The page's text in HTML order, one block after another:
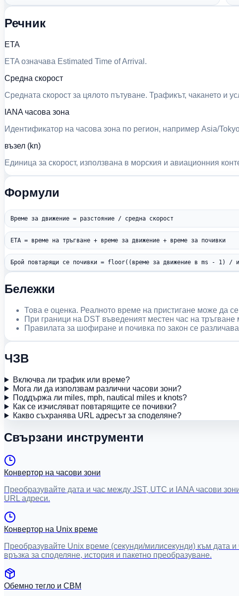
Речник
ETA
ETA означава Estimated Time of Arrival.
Средна скорост
Средната скорост за цялото пътуване. Трафикът, чакането и
IANA часова зона
Идентификатор на часова зона по регион, например Asia/
възел (kn)
Единица за скорост, използвана в морския и авиационния
Формули
Време за движение = разстояние / средна скорост
ETA = време на тръгване + време за движение + време за почивки
Брой повтарящи се почивки = floor((време за движение в ms - 1) /
Бележки
Това е оценка. Реалното време на пристигане може да
При граници на DST въведеният местен час на
Правилата за шофиране и почивка по закон се
ЧЗВ
Включва ли трафик или време?
Мога ли да използвам различни часови зони?
Поддържа ли miles, mph, nautical miles и knots?
Как се изчисляват повтарящите се почивки?
Какво съхранява URL адресът за споделяне?
Свързани инструменти
Конвертор на часови зони
Преобразувайте дата и час между JST, UTC и IANA часови
URL адреси.
Конвертор на Unix време
Преобразувайте Unix време (секунди/милисекунди) към дата
връзка за споделяне, история и пакетно преобразуване.
Обемно тегло и CBM